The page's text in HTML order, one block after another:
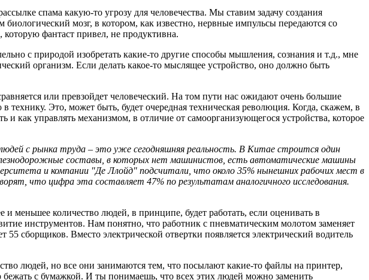
спама какую-то угрозу для человечества. Мы ставим задачу создания
мозг, в котором, как известно, нервные импульсы передаются со
которую фантаст привел, не продуктивна.
с природой изобретать какие-то другие способы мышления, сознания и т.д., мне
организм. Если делать какое-то мыслящее устройство, оно должно быть
или превзойдет человеческий. На том пути нас ожидают очень большие
технику. Это, может быть, будет очередная техническая революция. Когда, скажем, в
как управлять механизмом, в отличие от самоорганизующегося устройства, которое
с рынка труда – это уже сегодняшняя реальность. В Китае строится один
составы, в которых нет машинистов, есть автоматические машины
и компании "Де Ллойд" подсчитали, что около 35% нынешних рабочих мест в
что цифра эта составляет 47% по результатам аналогичного исследования.
меньшее количество людей, в принципе, будет работать, если оценивать в
инструментов. Нам понятно, что работник с пневматическим молотом заменяет
сборщиков. Вместо электрической отвертки появляется электрический водитель
людей, но все они занимаются тем, что посылают какие-то файлы на принтер,
бежать с бумажкой. И ты понимаешь, что всех этих людей можно заменить